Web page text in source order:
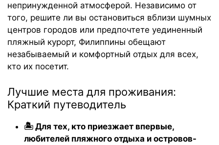
непринужденной атмосферой. Независимо от
того, решите ли вы остановиться вблизи шумных
центров городов или предпочтете уединенный
пляжный курорт, Филиппины обещают
незабываемый и комфортный отдых для всех,
кто их посетит.
Лучшие места для проживания:
Краткий путеводитель
🏝️ Для тех, кто приезжает впервые,
любителей пляжного отдыха и островов-